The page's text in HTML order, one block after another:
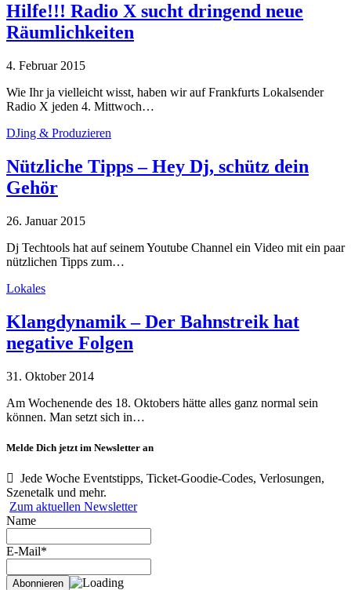
Hilfe!!! Radio X sucht dringend neue
Räumlichkeiten
4. Februar 2015
Wie Ihr ja vielleicht wisst, haben wir auf Frankfurts Lokalsender
Radio X jeden 4. Mittwoch…
DJing & Produzieren
Nützliche Tipps – Hey Dj, schütz dein
Gehör
26. Januar 2015
Dj Techtools hat auf seinem Youtube Channel ein Video mit ein paar
nützlichen Tipps zum…
Lokales
Klangdynamik – Der Bahnstreik hat
negative Folgen
31. Oktober 2014
Am Wochenende des 18. Oktobers hätte alles ganz normal sein
können. Man setzt sich in…
Melde Dich jetzt im Newsletter an
Jede Woche Eventstipps, Ticket-Goodie-Codes, Verlosungen,
Szenetalk und mehr.
Zum aktuellen Newsletter
Name
E-Mail*